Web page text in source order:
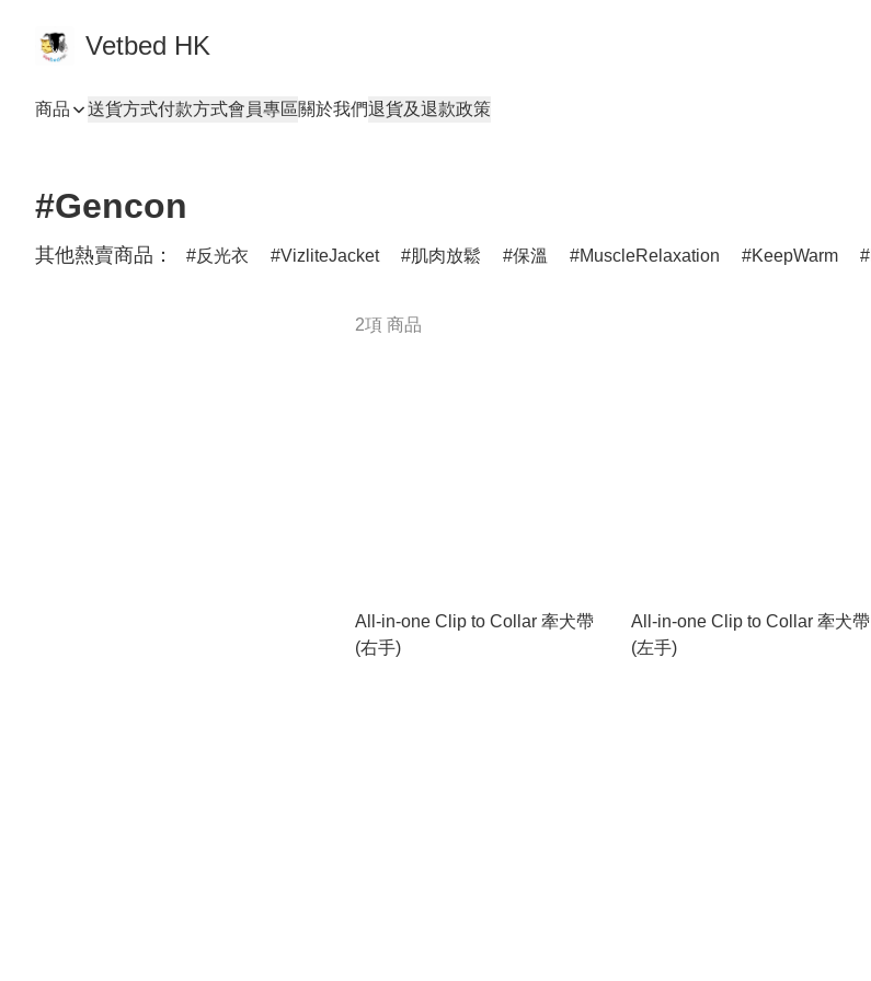
Vetbed HK
商品 送貨方式付款方式會員專區關於我們退貨及退款政策
#Gencon
其他熱賣商品： 反光衣 VizliteJacket 肌肉放鬆 保溫 MuscleRelaxation KeepWarm
2項 商品
All-in-one Clip to Collar 牽犬帶
(右手)
All-in-one Clip to Collar 牽犬帶
(左手)